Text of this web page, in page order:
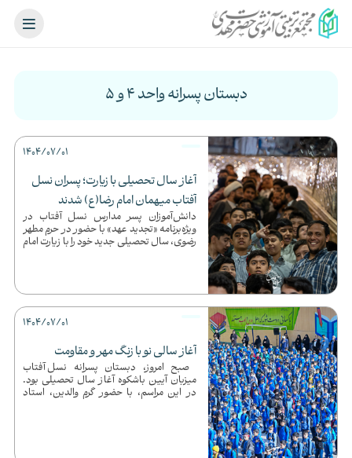
دبستان پسرانه واحد ۴ و ۵
آغاز سال تحصیلی با زیارت؛ پسران نسل
آفتاب میهمان امام رضا(ع) شدند
دانش‌آموزان پسر مدارس نسل آفتاب در
ویژه‌برنامه «تجدید عهد» با حضور در حرم مطهر
رضوی، سال تحصیلی جدید خود را با زیارت امام
1404/07/01
آغاز سالی نو با زنگ مهر و مقاومت
صبح امروز، دبستان پسرانه نسل آفتاب
میزبان آیین باشکوه آغاز سال تحصیلی بود.
در این مراسم، با حضور گرم والدین، استاد
1404/07/01